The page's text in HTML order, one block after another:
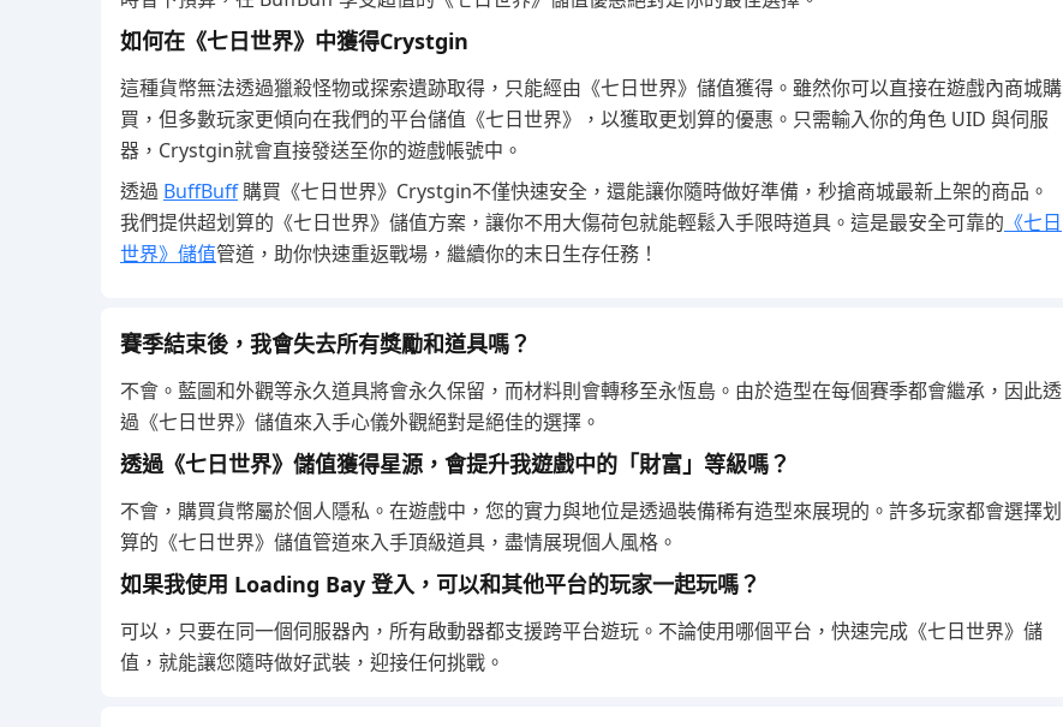
如何在《七日世界》中獲得Crystgin
這種貨幣無法透過獵殺怪物或探索遺跡取得，只能經由《七日世界》儲值獲得。雖然你可以直接在遊戲內商城購
買，但多數玩家更傾向在我們的平台儲值《七日世界》，以獲取更划算的優惠。只需輸入你的角色 UID 與伺服
器，Crystgin就會直接發送至你的遊戲帳號中。
透過 BuffBuff購買《七日世界》Crystgin不僅快速安全，還能讓你隨時做好準備，秒搶商城最新上架的商品。
我們提供超划算的《七日世界》儲值方案，讓你不用大傷荷包就能輕鬆入手限時道具。這是最安全可靠的 《七日
世界》儲值管道，助你快速重返戰場，繼續你的末日生存任務！
賽季結束後，我會失去所有獎勵和道具嗎？
不會。藍圖和外觀等永久道具將會永久保留，而材料則會轉移至永恆島。由於造型在每個賽季都會繼承，因此透
過《七日世界》儲值來入手心儀外觀絕對是絕佳的選擇。
透過《七日世界》儲值獲得星源，會提升我遊戲中的「財富」等級嗎？
不會，購買貨幣屬於個人隱私。在遊戲中，您的實力與地位是透過裝備稀有造型來展現的。許多玩家都會選擇划
算的《七日世界》儲值管道來入手頂級道具，盡情展現個人風格。
如果我使用 Loading Bay 登入，可以和其他平台的玩家一起玩嗎？
可以，只要在同一個伺服器內，所有啟動器都支援跨平台遊玩。不論使用哪個平台，快速完成《七日世界》儲
值，就能讓您隨時做好武裝，迎接任何挑戰。